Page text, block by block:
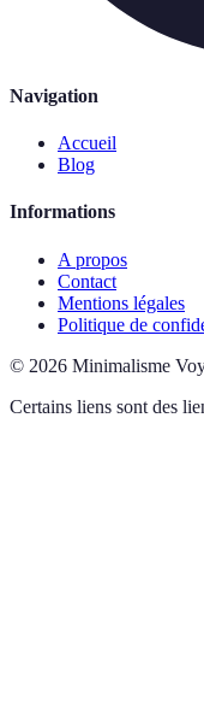
Navigation
Accueil
Blog
Informations
A propos
Contact
Mentions légales
Politique de
© 2026 Minimalisme
Certains liens sont des